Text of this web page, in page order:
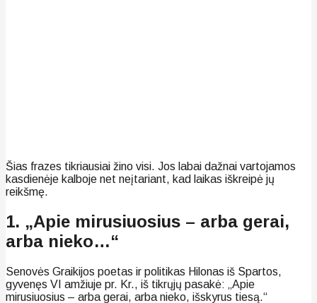
Šias frazes tikriausiai žino visi. Jos labai dažnai vartojamos
kasdienėje kalboje net neįtariant, kad laikas iškreipė jų
reikšmę.
1. „Apie mirusiuosius – arba gerai,
arba nieko…“
Senovės Graikijos poetas ir politikas Hilonas iš Spartos,
gyvenęs VI amžiuje pr. Kr., iš tikrųjų pasakė: „Apie
mirusiuosius – arba gerai, arba nieko, išskyrus tiesą.“